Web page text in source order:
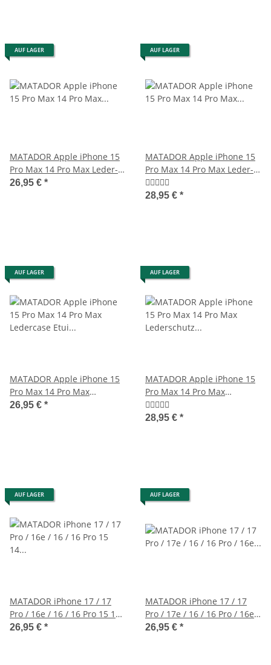
AUF LAGER
MATADOR Apple iPhone 15
Pro Max 14 Pro Max Leder-
Etui-Tasche Braun
26,95 € *
AUF LAGER
MATADOR Apple iPhone 15
Pro Max 14 Pro Max Leder-
Tasche-Etui Braun
28,95 € *
AUF LAGER
MATADOR Apple iPhone 15
Pro Max 14 Pro Max
Ledercase Etui Schwarz
26,95 € *
AUF LAGER
MATADOR Apple iPhone 15
Pro Max 14 Pro Max
Lederschutz Etui Braun
28,95 € *
AUF LAGER
MATADOR iPhone 17 / 17
Pro / 16e / 16 / 16 Pro 15 14
Leder-Etui Braun
26,95 € *
AUF LAGER
MATADOR iPhone 17 / 17
Pro / 17e / 16 / 16 Pro / 16e
Leder Etui Schwarz
26,95 € *